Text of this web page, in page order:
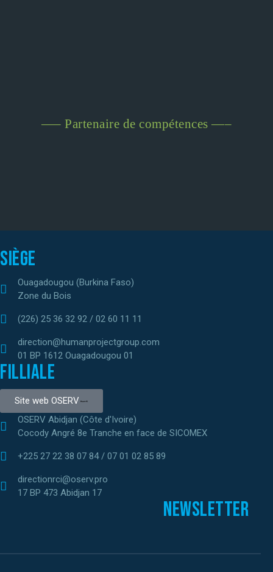
—– Partenaire de compétences —–
Siège
Ouagadougou (Burkina Faso)
Zone du Bois
(226) 25 36 32 92 / 02 60 11 11
direction@humanprojectgroup.com
01 BP 1612 Ouagadougou 01
Filliale
Site web OSERV
OSERV Abidjan (Côte d'Ivoire)
Cocody Angré 8e Tranche en face de SICOMEX
+225 27 22 38 07 84 / 07 01 02 85 89
directionrci@oserv.pro
17 BP 473 Abidjan 17
Newsletter